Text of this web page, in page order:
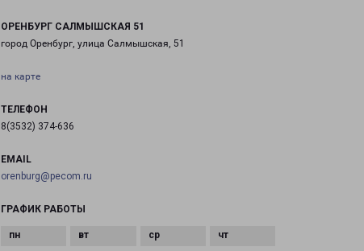
ОРЕНБУРГ САЛМЫШСКАЯ 51
город Оренбург, улица Салмышская, 51
на карте
ТЕЛЕФОН
8(3532) 374-636
EMAIL
orenburg@pecom.ru
ГРАФИК РАБОТЫ